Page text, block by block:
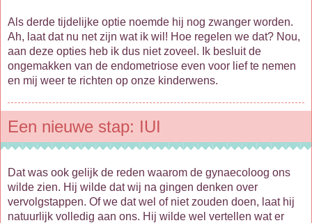
Als derde tijdelijke optie noemde hij nog zwanger worden.
Ah, laat dat nu net zijn wat ik wil! Hoe regelen we dat? Nou,
aan deze opties heb ik dus niet zoveel. Ik besluit de
ongemakken van de endometriose even voor lief te nemen
en mij weer te richten op onze kinderwens.
Een nieuwe stap: IUI
Dat was ook gelijk de reden waarom de gynaecoloog ons
wilde zien. Hij wilde dat wij na gingen denken over
vervolgstappen. Of we dat wel of niet zouden doen, laat hij
natuurlijk volledig aan ons. Hij wilde wel vertellen wat er